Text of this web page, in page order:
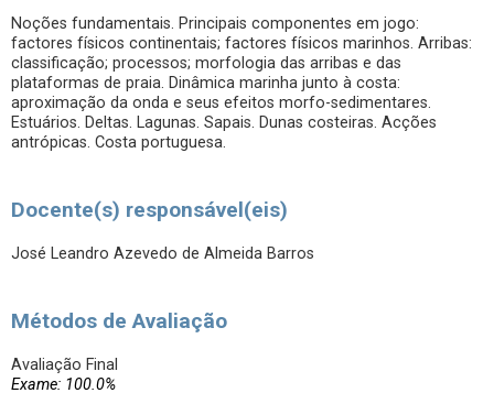
Noções fundamentais. Principais componentes em jogo:
factores físicos continentais; factores físicos marinhos. Arribas:
classificação; processos; morfologia das arribas e das
plataformas de praia. Dinâmica marinha junto à costa:
aproximação da onda e seus efeitos morfo-sedimentares.
Estuários. Deltas. Lagunas. Sapais. Dunas costeiras. Acções
antrópicas. Costa portuguesa.
Docente(s) responsável(eis)
José Leandro Azevedo de Almeida Barros
Métodos de Avaliação
Avaliação Final
Exame: 100.0%